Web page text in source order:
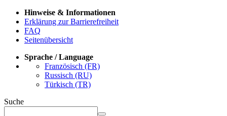
Hinweise & Informationen
Erklärung zur Barrierefreiheit
FAQ
Seitenübersicht
Sprache / Language
Französisch (FR)
Russisch (RU)
Türkisch (TR)
Suche